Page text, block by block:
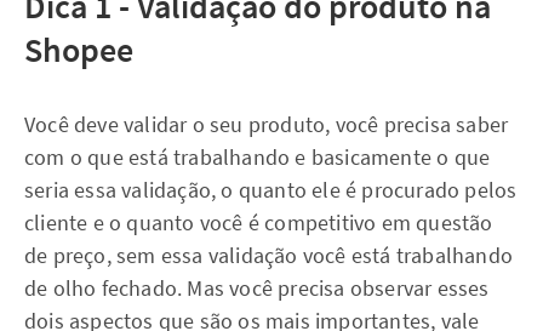
Shopee
Você deve validar o seu produto, você precisa saber
com o que está trabalhando e basicamente o que
seria essa validação, o quanto ele é procurado pelos
cliente e o quanto você é competitivo em questão
de preço, sem essa validação você está trabalhando
de olho fechado. Mas você precisa observar esses
dois aspectos que são os mais importantes, vale